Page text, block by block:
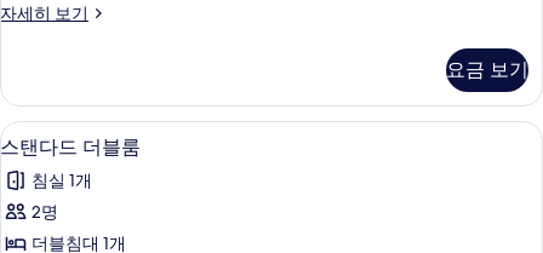
모
기
자세히 보기
Standard
세
히
보
요금 보기
스
탠
다
드
스탠다드 더블룸 | 책상, 다리미/다리
6
스탠다드 더블룸
침실 1개
2명
더블침대 1개